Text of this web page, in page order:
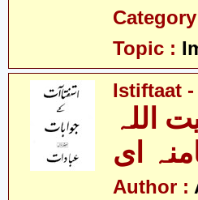
Topic :
Istiftaat
اللہ
ای
Author :